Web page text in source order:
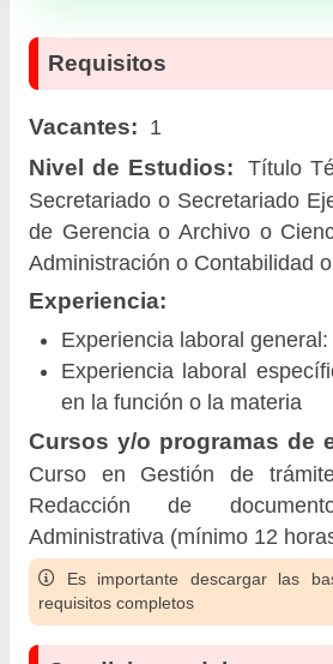
Requisitos
Vacantes: 1
Nivel de Estudios:
Título
Secretariado o Secretariado
de Gerencia o Archivo o
Administración o Contabilidad
Experiencia:
Experiencia laboral
Experiencia laboral
en la función o la materia
Cursos y/o programas de
Curso en Gestión de
Redacción de
Administrativa (mínimo 12
Es importante descargar las
requisitos completos